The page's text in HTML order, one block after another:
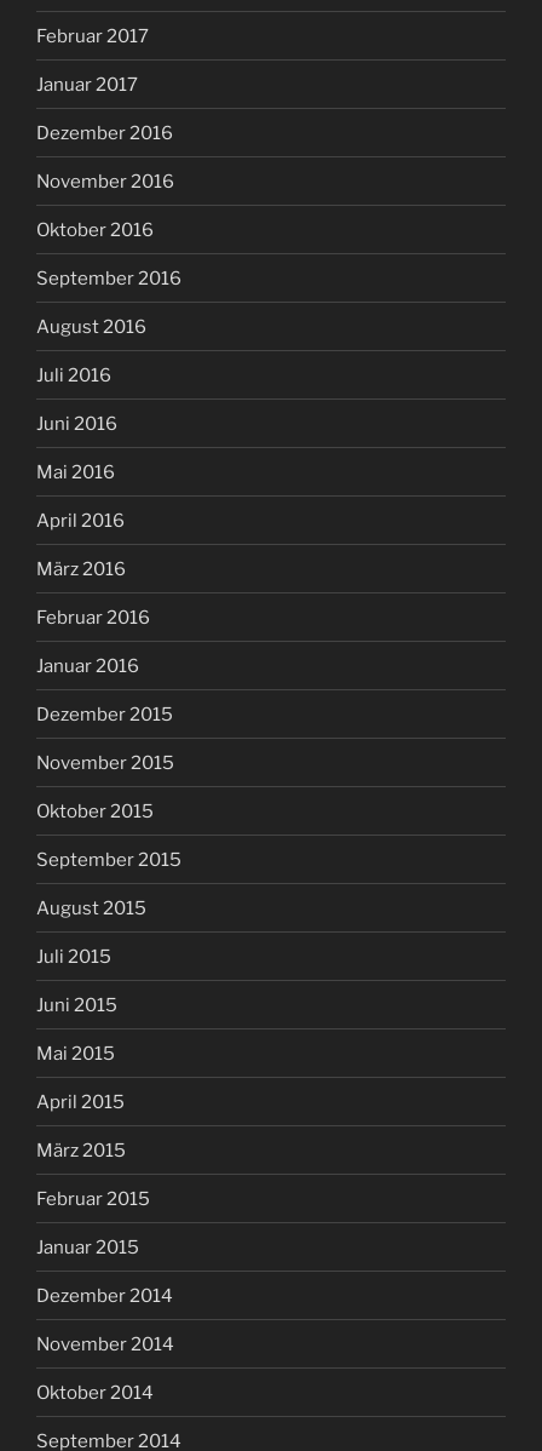
Februar 2017
Januar 2017
Dezember 2016
November 2016
Oktober 2016
September 2016
August 2016
Juli 2016
Juni 2016
Mai 2016
April 2016
März 2016
Februar 2016
Januar 2016
Dezember 2015
November 2015
Oktober 2015
September 2015
August 2015
Juli 2015
Juni 2015
Mai 2015
April 2015
März 2015
Februar 2015
Januar 2015
Dezember 2014
November 2014
Oktober 2014
September 2014